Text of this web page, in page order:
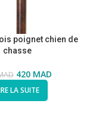
poignet chien de
chasse
420 MAD
LA SUITE